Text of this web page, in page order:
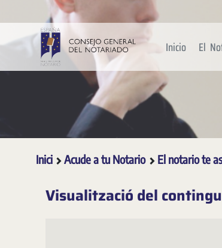
Salta al contingut principal
Inicio El
Inici Acude a tu Notario El notario te
Visualització del